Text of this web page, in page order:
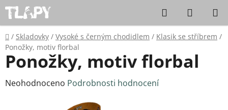
Přejít na obsah Hledat
Domů
/ Skladovky / Vysoké s černým chodidlem / Klasik se stříbrem /
Ponožky, motiv florbal
Ponožky, motiv florbal
Průměrné hodnocení produktu je 0,0 z 5 hvězdiček.
Neohodnoceno Podrobnosti hodnocení